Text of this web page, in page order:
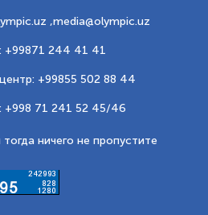
,media@olympic.uz
+99871 244 41 41
+99855 502 88 44
+998 71 241 52 45/46
ничего не пропустите